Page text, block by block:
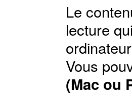
Le
lecture
Vous
(Mac ou